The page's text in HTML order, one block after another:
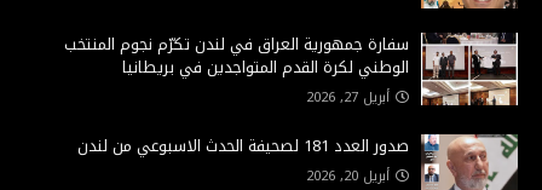
سفارة جمهورية العراق في لندن تكرّم نجوم المنتخب
الوطني لكرة القدم المتواجدين في بريطانيا
أبريل 27, 2026
صدور العدد 181 لصحيفة الحدث الاسبوعي من لندن
أبريل 20, 2026